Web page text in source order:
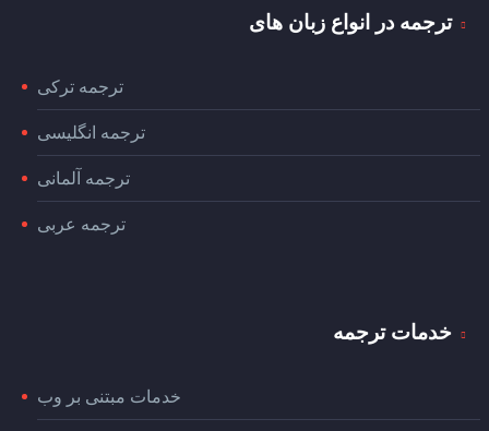
ترجمه در انواع زبان های
ترجمه ترکی
ترجمه انگلیسی
ترجمه آلمانی
ترجمه عربی
خدمات ترجمه
خدمات مبتنی بر وب